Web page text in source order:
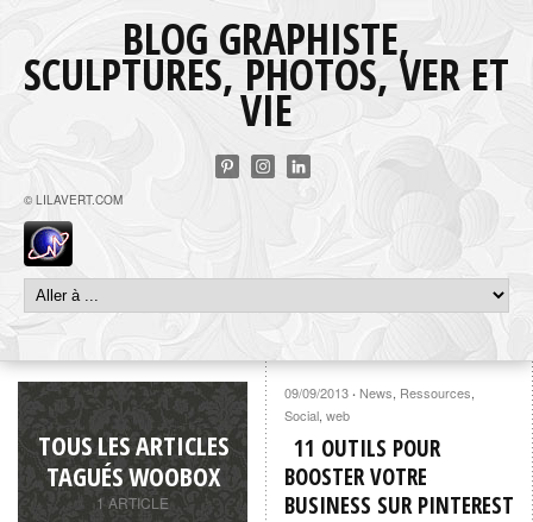
BLOG GRAPHISTE,
SCULPTURES, PHOTOS, VER ET
VIE
© LILAVERT.COM
TOUS LES ARTICLES
TAGUÉS WOOBOX
1 ARTICLE
09/09/2013 · News, Ressources,
Social, web
11 OUTILS POUR
BOOSTER VOTRE
BUSINESS SUR PINTEREST